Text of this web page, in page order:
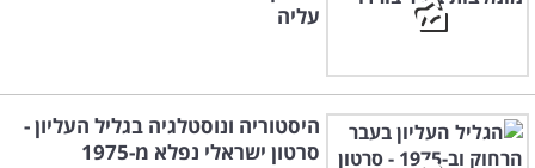
עליה
היסטוריה ונוסטלגיה בגליל העליון -
סרטון ישראלי נפלא מ-1975